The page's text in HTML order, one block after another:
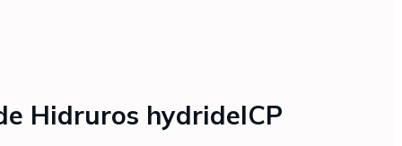
Hidruros hydrideICP